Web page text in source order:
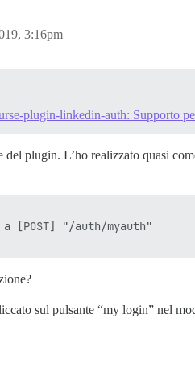
3:16pm
plugin-linkedin-auth: Supporto
plugin. L’ho realizzato quasi
[POST] "/auth/myauth"
sul pulsante “my login” nel